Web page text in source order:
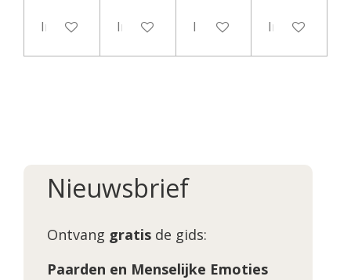
In winkelwagenIn winkelwagenIn winkelwagenIn
Nieuwsbrief
Ontvang gratis de gids:
Paarden en Menselijke Emoties